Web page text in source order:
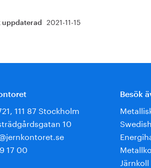
uppdaterad 2021-11-15
111 87 Stockholm
10
17 00
Besök
Järnkoll